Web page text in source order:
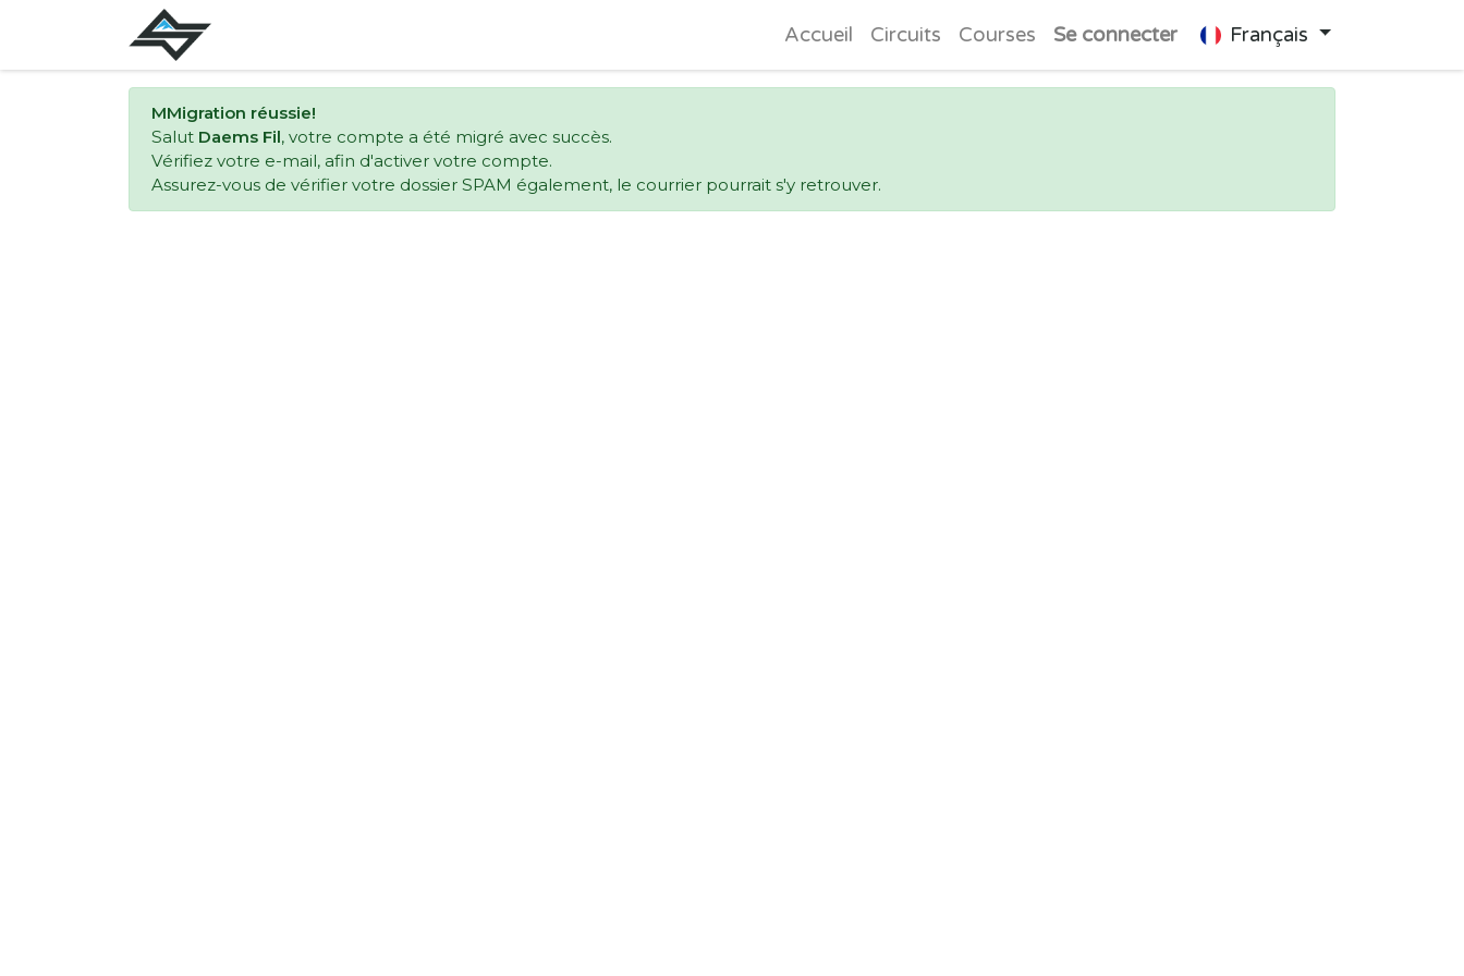
Accueil Circuits Courses Se connecter Français
MMigration réussie!
Salut Daems Fil, votre compte a été migré avec succès.
Vérifiez votre e-mail, afin d'activer votre compte.
Assurez-vous de vérifier votre dossier SPAM également, le courrier pourrait s'y retrouver.